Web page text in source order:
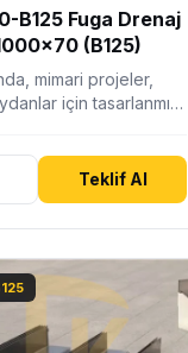
B125 Fuga Drenaj
(B125)
mimari projeler,
için tasarlanmış,
Teklif Al